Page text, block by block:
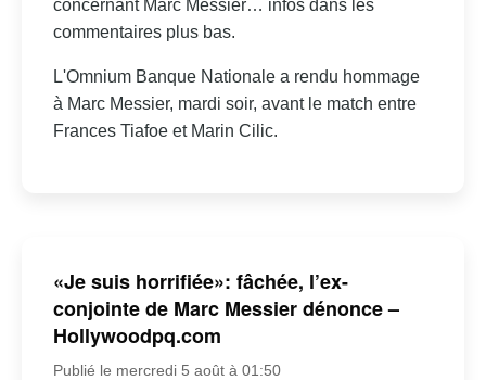
concernant Marc Messier… infos dans les
commentaires plus bas.
L'Omnium Banque Nationale a rendu hommage
à Marc Messier, mardi soir, avant le match entre
Frances Tiafoe et Marin Cilic.
«Je suis horrifiée»: fâchée, l’ex-
conjointe de Marc Messier dénonce –
Hollywoodpq.com
Publié le mercredi 5 août à 01:50